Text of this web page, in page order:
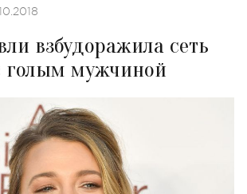
взбудоражила сеть
голым мужчиной